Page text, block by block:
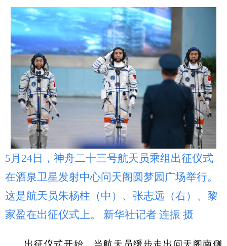
5月24日，神舟二十三号航天员乘组出征仪式
在酒泉卫星发射中心问天阁圆梦园广场举行。
这是航天员朱杨柱（中）、张志远（右）、黎
家盈在出征仪式上。 新华社记者 连振 摄
出征仪式开始，当航天员缓步走出问天阁南侧